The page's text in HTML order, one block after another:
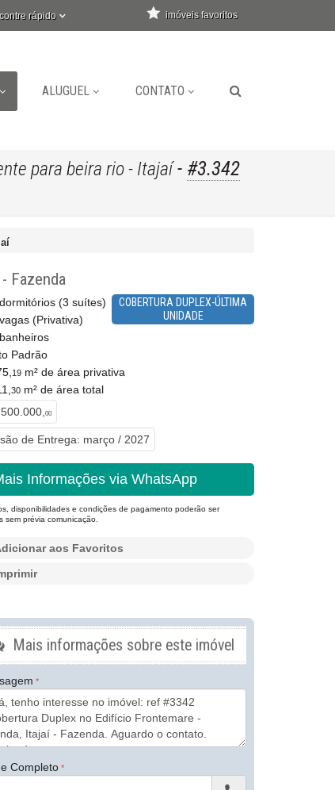
rápido imóveis favoritos
ALUGUEL CONTATO
para beira rio - Itajaí- #3.342
Fazenda
COBERTURA DUPLEX-ÚLTIMA
UNIDADE
(3 suítes)
(Privativa)
Padrão
19 m² de área privativa
30 m² de área total
00
de Entrega: março / 2027
Informações via WhatsApp
disponibilidades e condições de pagamento poderão ser
sem prévia comunicação.
aos Favoritos
Mais informações sobre este imóvel
Completo